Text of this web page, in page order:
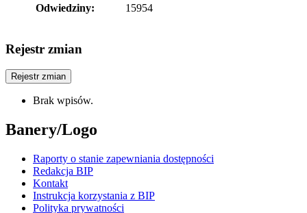
Odwiedziny:
15954
Rejestr zmian
Rejestr zmian
Brak wpisów.
Banery/Logo
Raporty o stanie zapewniania dostępności
Redakcja BIP
Kontakt
Instrukcja korzystania z BIP
Polityka prywatności